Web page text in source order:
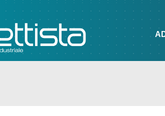
ADDITIVE MANUFACTURING